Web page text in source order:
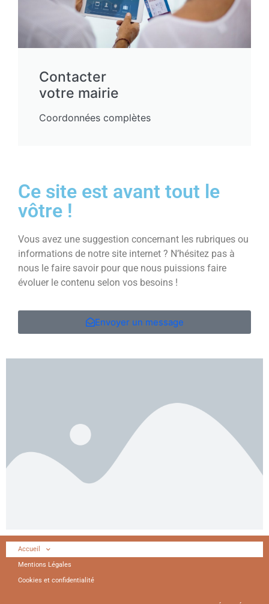
Contacter
votre mairie
Coordonnées complètes
Ce site est avant tout le
vôtre !
Vous avez une suggestion concernant les rubriques ou
informations de notre site internet ? N’hésitez pas à
nous le faire savoir pour que nous puissions faire
évoluer le contenu selon vos besoins !
Envoyer un message
Accueil
Mentions Légales
Cookies et confidentialité